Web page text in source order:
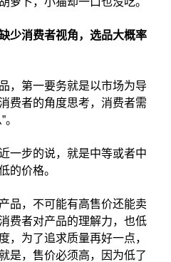
少消费者视角，选品大概率
，第一要务就是以市场为导
费者的角度思考，消费者需
一步的说，就是中等或者中
的价格。
品，不可能有高售价还能卖
费者对产品的理解力，也低
，为了追求质量再好一点，
是，售价必须高，因为低了